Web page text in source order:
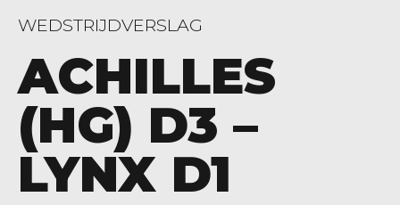
WEDSTRIJDVERSLAG
ACHILLES
(HG) D3 –
LYNX D1